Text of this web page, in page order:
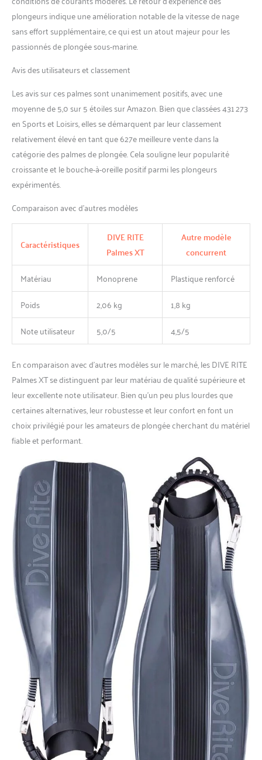
plongeurs indique une amélioration notable de la vitesse de nage
sans effort supplémentaire, ce qui est un atout majeur pour les
passionnés de plongée sous-marine.
Avis des utilisateurs et classement
Les avis sur ces palmes sont unanimement positifs, avec une
moyenne de 5,0 sur 5 étoiles sur Amazon. Bien que classées 431 273
en Sports et Loisirs, elles se démarquent par leur classement
relativement élevé en tant que 627e meilleure vente dans la
catégorie des palmes de plongée. Cela souligne leur popularité
croissante et le bouche-à-oreille positif parmi les plongeurs
expérimentés.
Comparaison avec d’autres modèles
Caractéristiques
DIVE RITE
Palmes XT
Autre modèle
concurrent
Matériau Monoprene
Plastique renforcé
Poids
2,06 kg
1,8 kg
Note utilisateur
5,0/5 4,5/5
En comparaison avec d’autres modèles sur le marché, les DIVE RITE
Palmes XT se distinguent par leur matériau de qualité supérieure et
leur excellente note utilisateur. Bien qu’un peu plus lourdes que
certaines alternatives, leur robustesse et leur confort en font un
choix privilégié pour les amateurs de plongée cherchant du matériel
fiable et performant.